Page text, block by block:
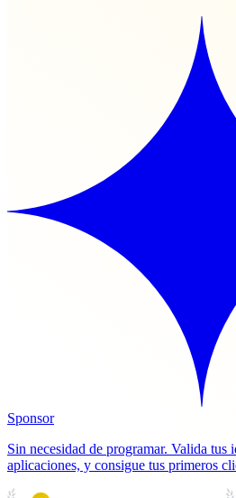
Sponsor
Sin necesidad de programar. Valida tus
aplicaciones, y consigue tus primeros